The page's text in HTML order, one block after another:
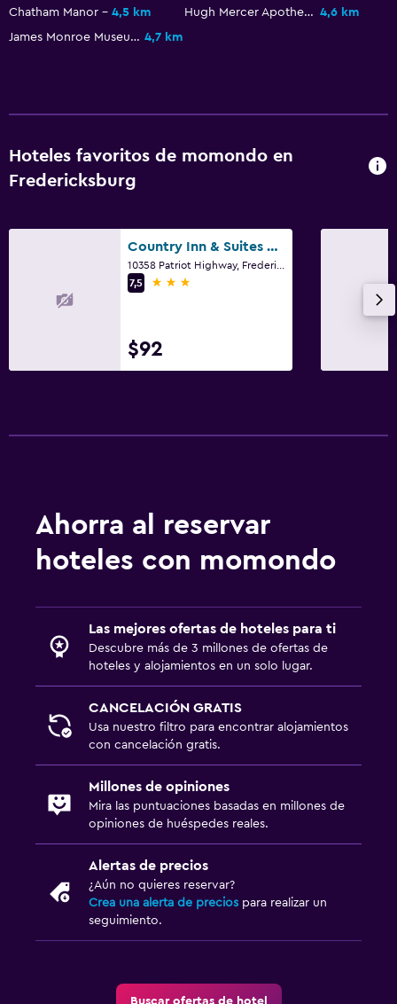
Estacionamiento gratuito
Chatham Manor
4,5 km Hugh Mercer Apothecary Shop 4,6 km
James Monroe Museum and Memorial Library 4,7 km
Hoteles favoritos de momondo en
Fredericksburg
Country Inn & Suites by Radisson, Fredericksburg S
7,5
3 estrellas
$92
Ahorra al reservar
hoteles con momondo
Las mejores ofertas de hoteles para ti
Descubre más de 3 millones de ofertas de
hoteles y alojamientos en un solo lugar.
CANCELACIÓN GRATIS
Usa nuestro filtro para encontrar alojamientos
con cancelación gratis.
Millones de opiniones
Mira las puntuaciones basadas en millones de
opiniones de huéspedes reales.
Alertas de precios
¿Aún no quieres reservar?
Crea una alerta de precios para realizar un
seguimiento.
Buscar ofertas de hotel